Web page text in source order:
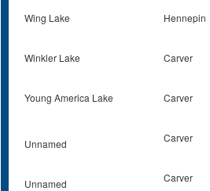
Wing Lake Hennepin
Winkler Lake Carver
Young America Lake Carver
Unnamed Carver
Unnamed Carver